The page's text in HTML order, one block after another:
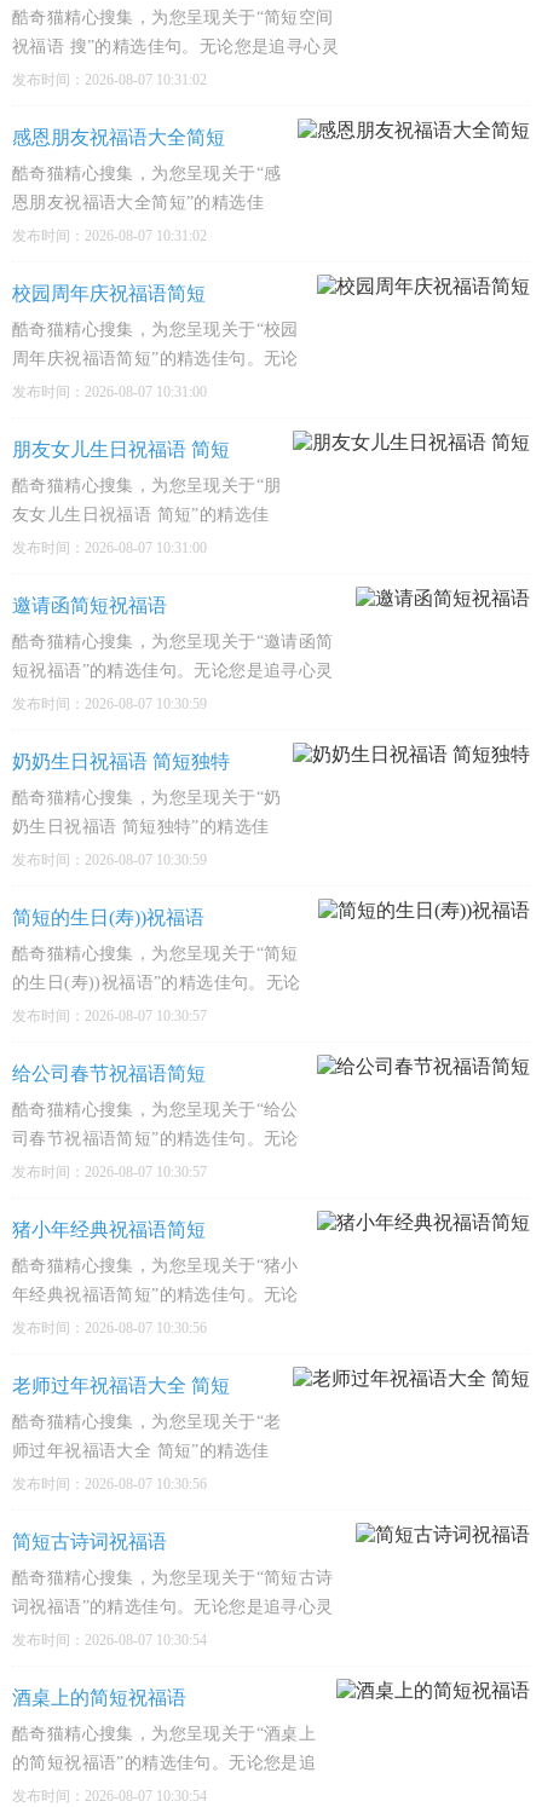
一个精彩瞬间。1、冷风嗖嗖吹脸
蛋，愿你裹成小粽子，暖烘
酷奇猫精心搜集，为您呈现关于“简短空间
祝福语 搜”的精选佳句。无论您是追寻心灵
慰藉、感悟人生哲理，还是深入文化殿堂，
一个精彩瞬间。1、愿你今天像偷吃糖的小
孩，嘴角甜到藏不住，烦
发布时间：2026-08-07 10:31:02
感恩朋友祝福语大全简短
酷奇猫精心搜集，为您呈现关于“感
恩朋友祝福语大全简短”的精选佳
句。无论您是追寻心灵慰藉、感悟人
有触动心弦的经典之作，陪伴您的每
一个精彩瞬间。1、感恩朋友，你是
我生活中的开心果，愿你
发布时间：2026-08-07 10:31:02
校园周年庆祝福语简短
酷奇猫精心搜集，为您呈现关于“校园
周年庆祝福语简短”的精选佳句。无论
您是追寻心灵慰藉、感悟人生哲理，还
经典之作，陪伴您的每一个精彩瞬间。
1、校园生日趴体开，蛋糕书本一起
嗨，愿你越
发布时间：2026-08-07 10:31:00
朋友女儿生日祝福语 简短
酷奇猫精心搜集，为您呈现关于“朋
友女儿生日祝福语 简短”的精选佳
句。无论您是追寻心灵慰藉、感悟
里都有触动心弦的经典之作，陪伴
您的每一个精彩瞬间。1、小寿星，
今天你最大，蛋糕上的蜡烛都怕
发布时间：2026-08-07 10:31:00
邀请函简短祝福语
酷奇猫精心搜集，为您呈现关于“邀请函简
短祝福语”的精选佳句。无论您是追寻心灵
慰藉、感悟人生哲理，还是深入文化殿堂，
一个精彩瞬间。1、请柬在手，喜事临门，
愿你踩着红毯来，带着笑声
发布时间：2026-08-07 10:30:59
奶奶生日祝福语 简短独特
酷奇猫精心搜集，为您呈现关于“奶
奶生日祝福语 简短独特”的精选佳
句。无论您是追寻心灵慰藉、感悟
里都有触动心弦的经典之作，陪伴
您的每一个精彩瞬间。1、奶奶，您
这岁数还能追着太阳跑，我追您
发布时间：2026-08-07 10:30:59
简短的生日(寿))祝福语
酷奇猫精心搜集，为您呈现关于“简短
的生日(寿))祝福语”的精选佳句。无论
您是追寻心灵慰藉、感悟人生哲理，还
经典之作，陪伴您的每一个精彩瞬间。
1、生日快乐，愿你今天吹蜡烛时，一
口气能吹
发布时间：2026-08-07 10:30:57
给公司春节祝福语简短
酷奇猫精心搜集，为您呈现关于“给公
司春节祝福语简短”的精选佳句。无论
您是追寻心灵慰藉、感悟人生哲理，还
经典之作，陪伴您的每一个精彩瞬间。
1、老板发红包手别抖，咱们业绩今年
全都有，
发布时间：2026-08-07 10:30:57
猪小年经典祝福语简短
酷奇猫精心搜集，为您呈现关于“猪小
年经典祝福语简短”的精选佳句。无论
您是追寻心灵慰藉、感悟人生哲理，还
经典之作，陪伴您的每一个精彩瞬间。
1、猪小年到了，愿你像小猪一样吃得
饱饱，睡
发布时间：2026-08-07 10:30:56
老师过年祝福语大全 简短
酷奇猫精心搜集，为您呈现关于“老
师过年祝福语大全 简短”的精选佳
句。无论您是追寻心灵慰藉、感悟
里都有触动心弦的经典之作，陪伴
您的每一个精彩瞬间。1、老师过年
好，粉笔灰里泡大的祝福，愿您
发布时间：2026-08-07 10:30:56
简短古诗词祝福语
酷奇猫精心搜集，为您呈现关于“简短古诗
词祝福语”的精选佳句。无论您是追寻心灵
慰藉、感悟人生哲理，还是深入文化殿堂，
一个精彩瞬间。1、愿你岁岁常欢愉，年年
皆胜意，偷得浮生半日闲，
发布时间：2026-08-07 10:30:54
酒桌上的简短祝福语
酷奇猫精心搜集，为您呈现关于“酒桌上
的简短祝福语”的精选佳句。无论您是追
寻心灵慰藉、感悟人生哲理，还是深入文
发布时间：2026-08-07 10:30:54